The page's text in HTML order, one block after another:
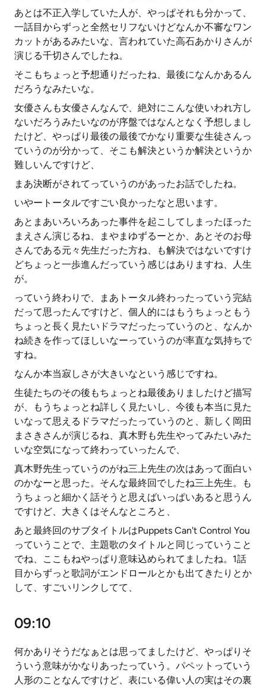
あとは不正入学していた人が、やっぱそれも分かって、
一話目からずっと全然セリフないけどなんか不審なワン
カットがあるみたいな、言われていた高石あかりさんが
演じる千切さんでしたね。
そこもちょっと予想通りだったね、最後になんかあるん
だろうなみたいな。
女優さんも女優さんなんで、絶対にこんな使いわれ方し
ないだろうみたいなのが序盤ではなんとなく予想しまし
たけど、やっぱり最後の最後でかなり重要な生徒さんっ
ていうのが分かって、そこも解決というか解決というか
難しいんですけど、
まあ決断がされてっていうのがあったお話でしたね。
いやートータルですごい良かったなと思います。
あとまあいろいろあった事件を起こしてしまったほった
まえさん演じるね、まやまゆずるーとか、あとそのお母
さんである元々先生だった方ね、も解決ではないですけ
どちょっと一歩進んだっていう感じはありますね、人生
が。
っていう終わりで、まあトータル終わったっていう完結
だって思ったんですけど、個人的にはもうちょっともう
ちょっと長く見たいドラマだったっていうのと、なんか
ね続きを作ってほしいなーっていうのが率直な気持ちで
すね。
なんか本当寂しさが大きいなという感じですね。
生徒たちのその後もちょっとね最後ありましたけど描写
が、もうちょっとね詳しく見たいし、今後も本当に見た
いなって思えるドラマだったっていうのと、新しく岡田
まさきさんが演じるね、真木野も先生やってみたいみた
いな空気になって終わっていったんで、
真木野先生っていうのがね三上先生の次はあって面白い
のかなーと思った。そんな最終回でしたね三上先生。も
うちょっと細かく話そうと思えばいっぱいあると思うん
ですけど、大きくはそんなところと、
あと最終回のサブタイトルはPuppets Can't Control You
っていうことで、主題歌のタイトルと同じっていうこと
でね、ここもねやっぱり意味込められてましたね。1話
目からずっと歌詞がエンドロールとかも出てきたりとか
して、すごいリンクしてて、
09:10
何かありそうだなぁとは思ってましたけど、やっぱりそ
ういう意味がかなりあったっていう。パペットっていう
人形のことなんですけど、表にいる偉い人の実はその裏